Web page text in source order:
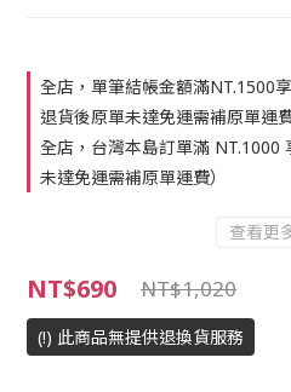
全店，單筆結帳金額滿NT.1500
退貨後原單未達免運需補原單運費
全店，台灣本島訂單滿 NT.1000
未達免運需補原單運費）
查看更
NT$690 NT$1,020
(!) 此商品無提供退換貨服務